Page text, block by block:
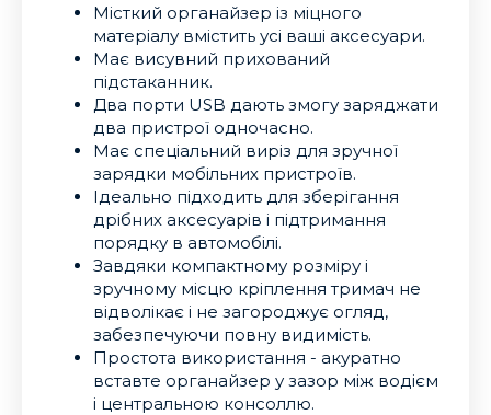
Місткий органайзер із міцного
матеріалу вмістить усі ваші аксесуари.
Має висувний прихований
підстаканник.
Два порти USB дають змогу заряджати
два пристрої одночасно.
Має спеціальний виріз для зручної
зарядки мобільних пристроїв.
Ідеально підходить для зберігання
дрібних аксесуарів і підтримання
порядку в автомобілі.
Завдяки компактному розміру і
зручному місцю кріплення тримач не
відволікає і не загороджує огляд,
забезпечуючи повну видимість.
Простота використання - акуратно
вставте органайзер у зазор між водієм
і центральною консоллю.